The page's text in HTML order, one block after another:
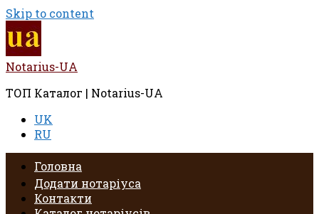
Skip to content
Notarius-UA
ТОП Каталог | Notarius-UA
UK
RU
Головна
Додати нотаріуса
Контакти